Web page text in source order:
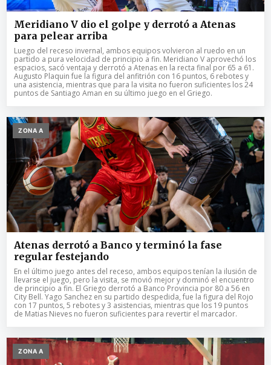
Meridiano V dio el golpe y derrotó a Atenas
para pelear arriba
Luego del receso invernal, ambos equipos volvieron al ruedo en un
partido a pura velocidad de principio a fin. Meridiano V aprovechó los
espacios, sacó ventaja y derrotó a Atenas en la recta final por 65 a 61.
Augusto Plaquin fue la figura del anfitrión con 16 puntos, 6 rebotes y
una asistencia, mientras que para la visita no fueron suficientes los 24
puntos de Santiago Aman en su último juego en el Griego.
ZONA A
Atenas derrotó a Banco y terminó la fase
regular festejando
En el último juego antes del receso, ambos equipos tenían la ilusión de
llevarse el juego, pero la visita, se movió mejor y dominó el encuentro
de principio a fin. El Griego derrotó a Banco Provincia por 80 a 56 en
City Bell. Yago Sanchez en su partido despedida, fue la figura del Rojo
con 17 puntos, 5 rebotes y 3 asistencias, mientras que los 19 puntos
de Matias Nieves no fueron suficientes para revertir el marcador.
ZONA A